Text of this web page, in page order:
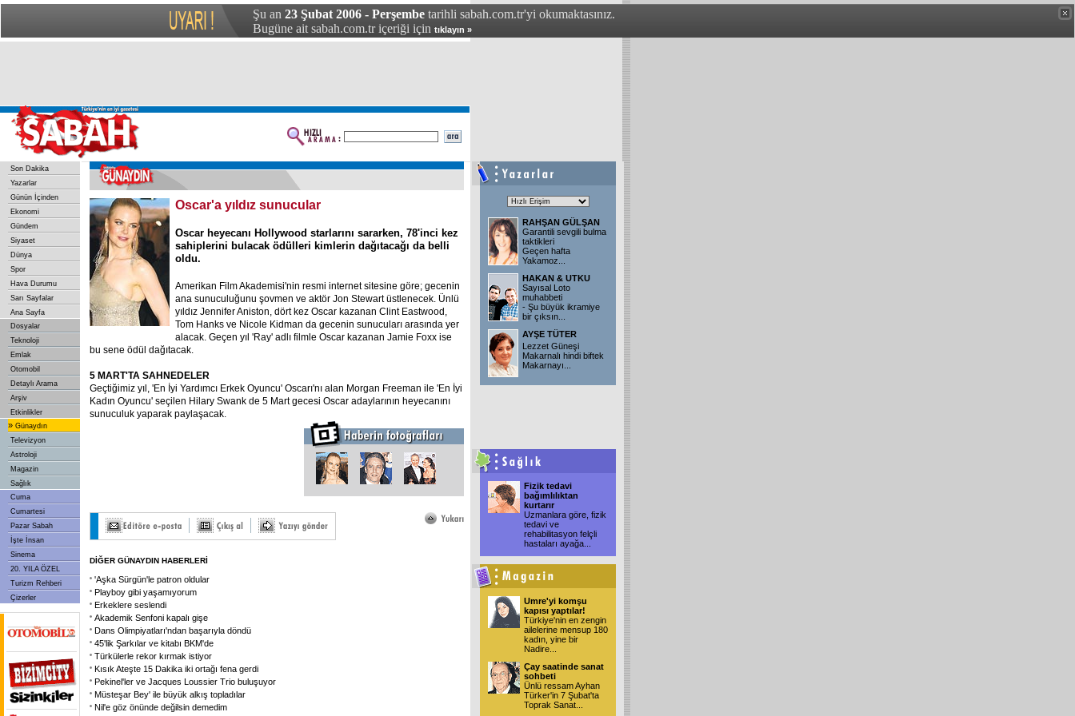
Şu an 23 Şubat 2006 - Perşembe tarihli sabah.com.tr'yi okumaktasınız.
Bugüne ait sabah.com.tr içeriği için tıklayın »
Son Dakika
Yazarlar
Günün İçinden
Ekonomi
Gündem
Siyaset
Dünya
Spor
Hava Durumu
Sarı Sayfalar
Ana Sayfa
Dosyalar
Teknoloji
Emlak
Otomobil
Detaylı Arama
Arşiv
Etkinlikler
» Günaydın
Televizyon
Astroloji
Magazin
Sağlık
Cuma
Cumartesi
Pazar Sabah
İşte İnsan
Sinema
20. YILA ÖZEL
Turizm Rehberi
Çizerler
Oscar'a yıldız sunucular
Oscar heyecanı Hollywood starlarını sararken, 78'inci kez
sahiplerini bulacak ödülleri kimlerin dağıtacağı da belli
oldu.
Amerikan Film Akademisi'nin resmi internet sitesine göre; gecenin
ana sunuculuğunu şovmen ve aktör Jon Stewart üstlenecek. Ünlü
yıldız Jennifer Aniston, dört kez Oscar kazanan Clint Eastwood,
Tom Hanks ve Nicole Kidman da gecenin sunucuları arasında yer
alacak. Geçen yıl 'Ray' adlı filmle Oscar kazanan Jamie Foxx ise
bu sene ödül dağıtacak.
5 MART'TA SAHNEDELER
Geçtiğimiz yıl, 'En İyi Yardımcı Erkek Oyuncu' Oscarı'nı alan Morgan Freeman ile 'En İyi
Kadın Oyuncu' seçilen Hilary Swank de 5 Mart gecesi Oscar adaylarının heyecanını
sunuculuk yaparak paylaşacak.
DİĞER GÜNAYDIN HABERLERİ
'Aşka Sürgün'le patron oldular
Playboy gibi yaşamıyorum
Erkeklere seslendi
Akademik Senfoni kapalı gişe
Dans Olimpiyatları'ndan başarıyla döndü
45'lik Şarkılar ve kitabı BKM'de
Türkülerle rekor kırmak istiyor
Kısık Ateşte 15 Dakika iki ortağı fena gerdi
Pekinel'ler ve Jacques Loussier Trio buluşuyor
Müsteşar Bey' ile büyük alkış topladılar
Nil'e göz önünde değilsin demedim
RAHŞAN GÜLŞAN
Garantili sevgili bulma
taktikleri
Geçen hafta
Yakamoz
HAKAN & UTKU
Sayısal Loto
muhabbeti
- Şu büyük ikramiye
bir çıksın
AYŞE TÜTER
Lezzet Güneşi
Makarnalı hindi biftek
Makarnayı
Fizik tedavi
bağımlılıktan
kurtarır
Uzmanlara göre, fizik
tedavi ve
rehabilitasyon felçli
hastaları ayağa
Umre'yi komşu
kapısı yaptılar!
Türkiye'nin en zengin
ailelerine mensup 180
kadın, yine bir
Nadire
Çay saatinde sanat
sohbeti
Ünlü ressam Ayhan
Türker'in 7 Şubat'ta
Toprak Sanat